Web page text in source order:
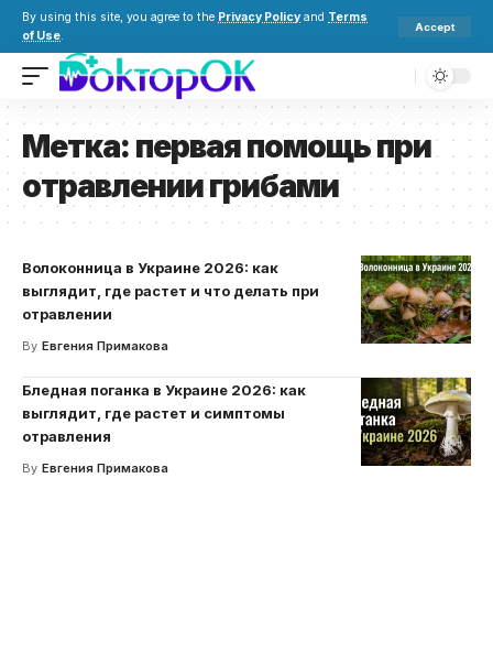
By using this site, you agree to the Privacy Policy and Terms
of Use.
Accept
Метка: первая помощь при
отравлении грибами
Волоконница в Украине 2026: как
выглядит, где растет и что делать при
отравлении
By Евгения Примакова
Бледная поганка в Украине 2026: как
выглядит, где растет и симптомы
отравления
By Евгения Примакова